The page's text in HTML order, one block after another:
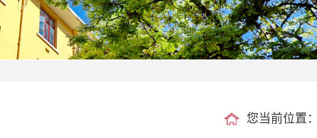
您当前位置：